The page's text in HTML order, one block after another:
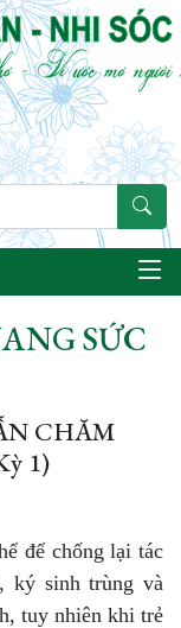
SỨC
CHĂM
1)
để chống lại tác
ký sinh trùng và
tuy nhiên khi trẻ